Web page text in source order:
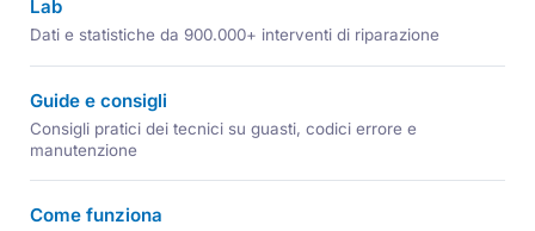
Lab
Dati e statistiche da 900.000+ interventi di riparazione
Guide e consigli
Consigli pratici dei tecnici su guasti, codici errore e
manutenzione
Come funziona